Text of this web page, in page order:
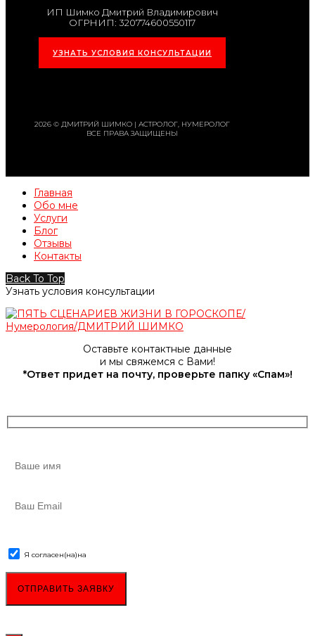
ИП Шимко Дмитрий Владимирович
ОГРНИП: 320774600550117
УЗНАТЬ УСЛОВИЯ КОНСУЛЬТАЦИИ
2026 © ДМИТРИЙ ШИМКО | АСТРОЛОГ, НУМЕРОЛОГ
ВСЕ ПРАВА ЗАЩИЩЕНЫ
Главная
Обо мне
Услуги
Блог
Отзывы
Контакты
Back To Top
Узнать условия консультации
Оставьте контактные данные
и мы свяжемся с Вами!
*Ответ придет на почту, проверьте папку «Спам»!
Я согласен(на)на